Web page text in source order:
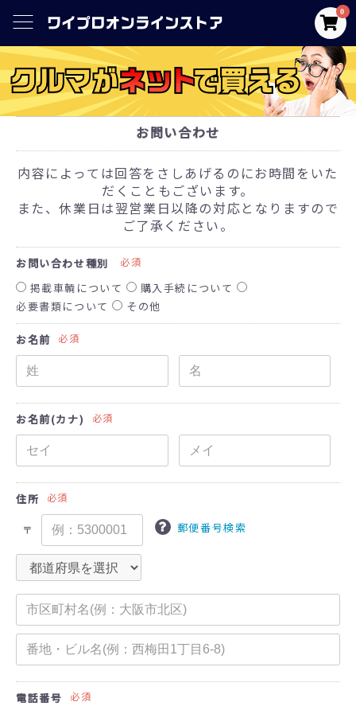
0
お問い合わせ
内容によっては回答をさしあげるのにお時間をいた
だくこともございます。
また、休業日は翌営業日以降の対応となりますので
ご了承ください。
お問い合わせ種別 必須
掲載車輌について
購入手続について
必要書類について
その他
お名前 必須
お名前(カナ) 必須
住所 必須
〒 郵便番号検索
電話番号 必須